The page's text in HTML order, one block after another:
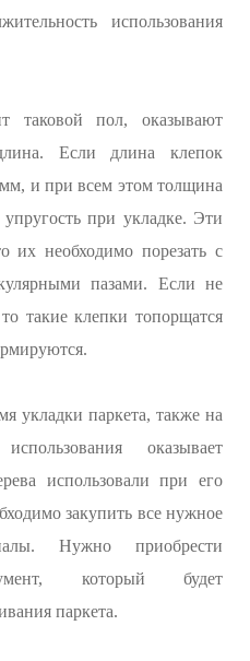
использования
таковой пол, оказывают
Если длина клепок
и при всем этом толщина
при укладке. Эти
их необходимо порезать с
пазами. Если не
такие клепки топорщатся
укладки паркета, также на
оказывает
использовали при его
закупить все нужное
Нужно приобрести
который будет
паркета.